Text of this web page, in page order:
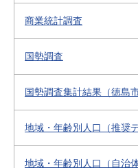
商業統計調査
国勢調査
国勢調査集計結果（徳島市
地域・年齢別人口（推奨
地域・年齢別人口（自治